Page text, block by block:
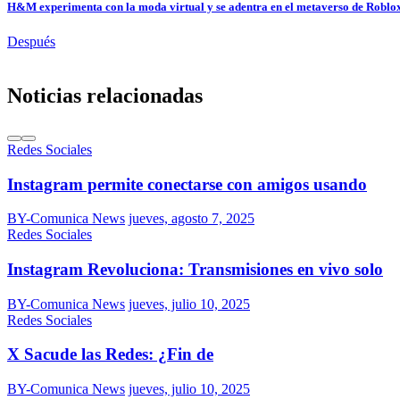
H&M experimenta con la moda virtual y se adentra en el metaverso de
Después
Noticias relacionadas
Redes Sociales
Instagram permite conectarse con amigos usando
BY-Comunica News jueves, agosto 7, 2025
Redes Sociales
Instagram Revoluciona: Transmisiones en vivo solo
BY-Comunica News jueves, julio 10, 2025
Redes Sociales
X Sacude las Redes: ¿Fin de
BY-Comunica News jueves, julio 10, 2025